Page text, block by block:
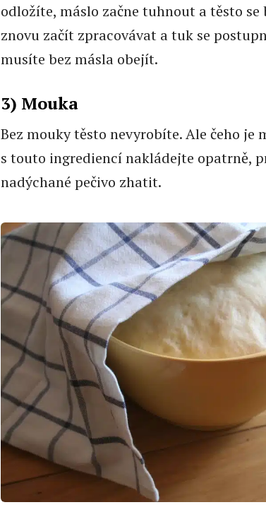
odložíte, máslo začne tuhnout a těsto
znovu začít zpracovávat a tuk se
musíte bez másla obejít.
3) Mouka
Bez mouky těsto nevyrobíte. Ale čeho je
s touto ingrediencí nakládejte opatrně,
nadýchané pečivo zhatit.